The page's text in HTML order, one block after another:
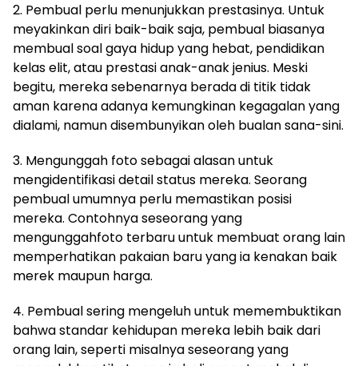
2. Pembual perlu menunjukkan prestasinya. Untuk
meyakinkan diri baik-baik saja, pembual biasanya
membual soal gaya hidup yang hebat, pendidikan
kelas elit, atau prestasi anak-anak jenius. Meski
begitu, mereka sebenarnya berada di titik tidak
aman karena adanya kemungkinan kegagalan yang
dialami, namun disembunyikan oleh bualan sana-sini.
3. Mengunggah foto sebagai alasan untuk
mengidentifikasi detail status mereka. Seorang
pembual umumnya perlu memastikan posisi
mereka. Contohnya seseorang yang
mengunggahfoto terbaru untuk membuat orang lain
memperhatikan pakaian baru yang ia kenakan baik
merek maupun harga.
4. Pembual sering mengeluh untuk memembuktikan
bahwa standar kehidupan mereka lebih baik dari
orang lain, seperti misalnya seseorang yang